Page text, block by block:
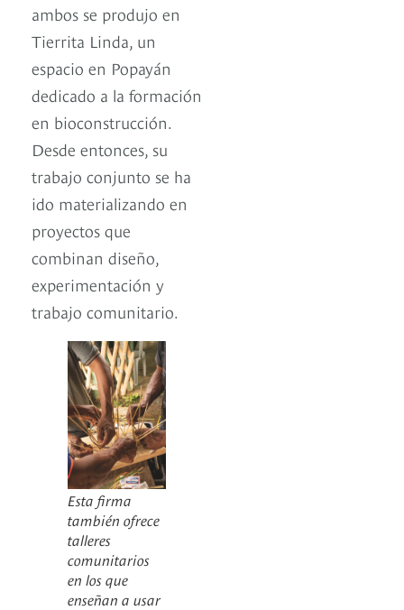
ambos se produjo en
Tierrita Linda, un
espacio en Popayán
dedicado a la formación
en bioconstrucción.
Desde entonces, su
trabajo conjunto se ha
ido materializando en
proyectos que
combinan diseño,
experimentación y
trabajo comunitario.
Esta firma
también ofrece
talleres
comunitarios
en los que
enseñan a usar